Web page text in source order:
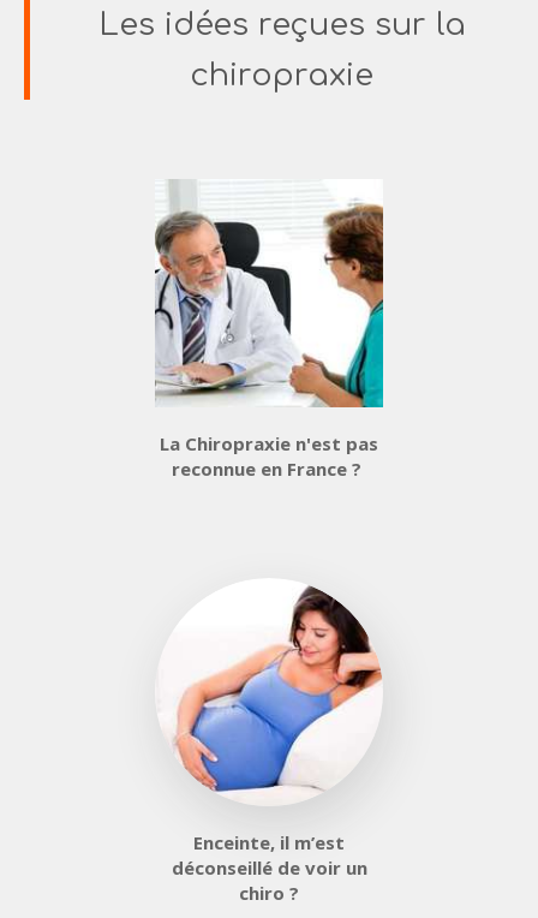
Les idées reçues sur la
chiropraxie
La Chiropraxie n'est pas
reconnue en France ?
Enceinte, il m’est
déconseillé de voir un
chiro ?